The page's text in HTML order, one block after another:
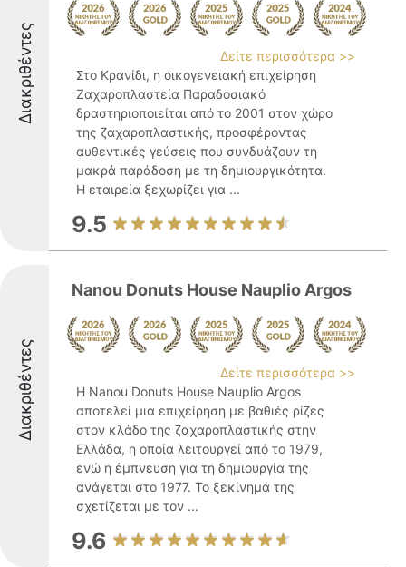
Διακριθέντες
Δείτε περισσότερα >>
Στο Κρανίδι, η οικογενειακή επιχείρηση
Ζαχαροπλαστεία Παραδοσιακό
δραστηριοποιείται από το 2001 στον χώρο
της ζαχαροπλαστικής, προσφέροντας
αυθεντικές γεύσεις που συνδυάζουν τη
μακρά παράδοση με τη δημιουργικότητα.
Η εταιρεία ξεχωρίζει για ...
9.5
Διακριθέντες
Nanou Donuts House Nauplio Argos
Δείτε περισσότερα >>
Η Nanou Donuts House Nauplio Argos
αποτελεί μια επιχείρηση με βαθιές ρίζες
στον κλάδο της ζαχαροπλαστικής στην
Ελλάδα, η οποία λειτουργεί από το 1979,
ενώ η έμπνευση για τη δημιουργία της
ανάγεται στο 1977. Το ξεκίνημά της
σχετίζεται με τον ...
9.6